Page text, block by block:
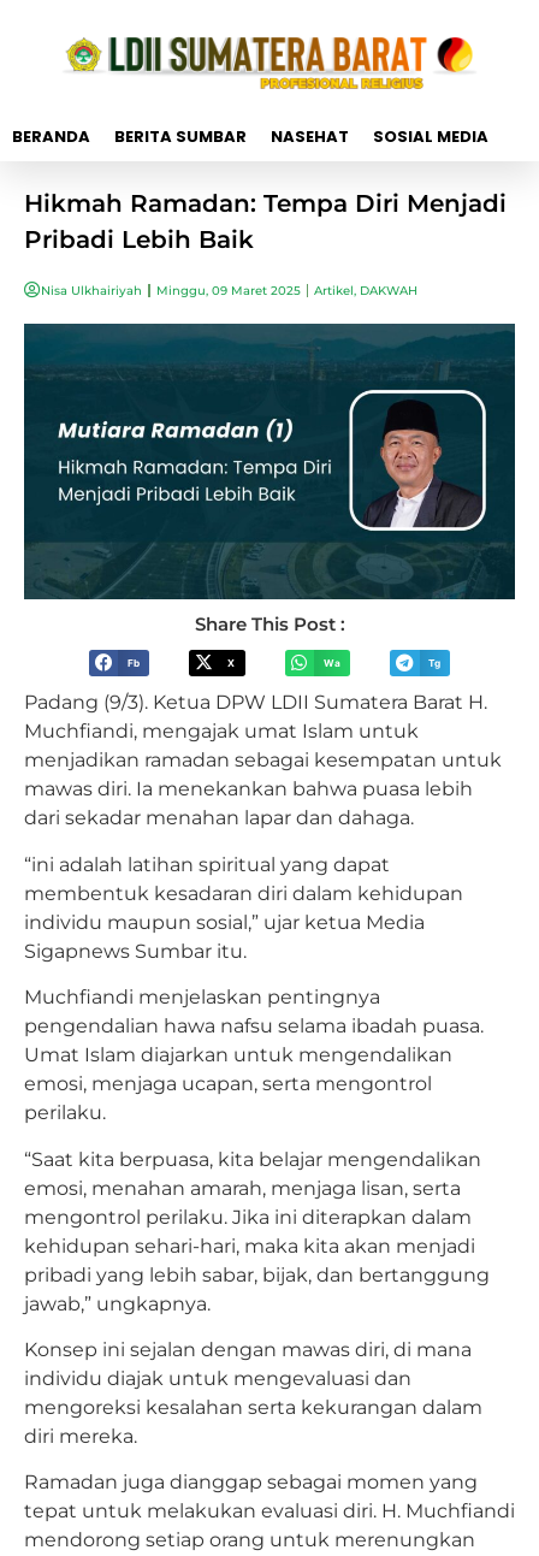
BERANDA BERITA SUMBAR NASEHAT SOSIAL MEDIA
Hikmah Ramadan: Tempa Diri Menjadi
Pribadi Lebih Baik
Nisa Ulkhairiyah Minggu, 09 Maret 2025 Artikel, DAKWAH
Share This Post :
Fb X Wa Tg
Padang (9/3). Ketua DPW LDII Sumatera Barat H.
Muchfiandi, mengajak umat Islam untuk
menjadikan ramadan sebagai kesempatan untuk
mawas diri. Ia menekankan bahwa puasa lebih
dari sekadar menahan lapar dan dahaga.
“ini adalah latihan spiritual yang dapat
membentuk kesadaran diri dalam kehidupan
individu maupun sosial,” ujar ketua Media
Sigapnews Sumbar itu.
Muchfiandi menjelaskan pentingnya
pengendalian hawa nafsu selama ibadah puasa.
Umat Islam diajarkan untuk mengendalikan
emosi, menjaga ucapan, serta mengontrol
perilaku.
“Saat kita berpuasa, kita belajar mengendalikan
emosi, menahan amarah, menjaga lisan, serta
mengontrol perilaku. Jika ini diterapkan dalam
kehidupan sehari-hari, maka kita akan menjadi
pribadi yang lebih sabar, bijak, dan bertanggung
jawab,” ungkapnya.
Konsep ini sejalan dengan mawas diri, di mana
individu diajak untuk mengevaluasi dan
mengoreksi kesalahan serta kekurangan dalam
diri mereka.
Ramadan juga dianggap sebagai momen yang
tepat untuk melakukan evaluasi diri. H. Muchfiandi
mendorong setiap orang untuk merenungkan